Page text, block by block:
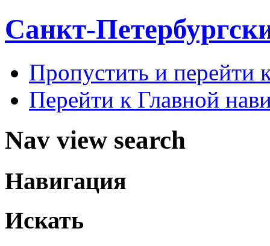
Санкт-
Пропустить и перейти
Перейти к Главной
Nav view search
Навигация
Искать